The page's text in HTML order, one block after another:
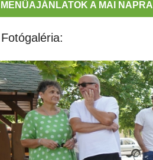
MENÜAJÁNLATOK A MAI NAPRA
Fotógaléria: